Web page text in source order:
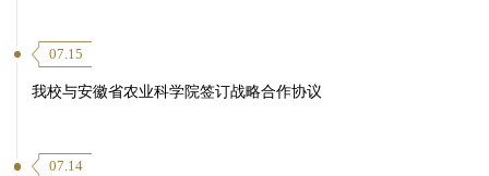
07.15
我校与安徽省农业科学院签订战略合作协议
07.14